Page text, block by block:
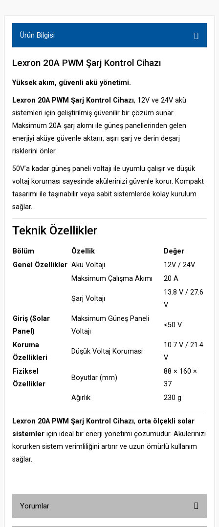
Ürün Bilgisi
Lexron 20A PWM Şarj Kontrol Cihazı
Yüksek akım, güvenli akü yönetimi.
Lexron 20A PWM Şarj Kontrol Cihazı, 12V ve 24V akü
sistemleri için geliştirilmiş güvenilir bir çözüm sunar.
Maksimum 20A şarj akımı ile güneş panellerinden gelen
enerjiyi aküye güvenle aktarır, aşırı şarj ve derin deşarj
risklerini önler.
50V’a kadar güneş paneli voltajı ile uyumlu çalışır ve düşük
voltaj koruması sayesinde akülerinizi güvenle korur. Kompakt
tasarımı ile taşınabilir veya sabit sistemlerde kolay kurulum
sağlar.
Teknik Özellikler
Bölüm Özellik
Değer
Genel Özellikler Akü Voltajı
12V / 24V
Maksimum Çalışma Akımı
20 A
Şarj Voltajı
13.8 V / 27.6
V
Giriş (Solar
Panel)
Maksimum Güneş Paneli
Voltajı
<50 V
Koruma
Özellikleri
Düşük Voltaj Koruması
10.7 V / 21.4
V
Fiziksel
Özellikler
Boyutlar (mm)
88 × 160 ×
37
Ağırlık
230 g
Lexron 20A PWM Şarj Kontrol Cihazı, orta ölçekli solar
sistemler için ideal bir enerji yönetimi çözümüdür. Akülerinizi
korurken sistem verimliliğini artırır ve uzun ömürlü kullanım
sağlar.
Yorumlar